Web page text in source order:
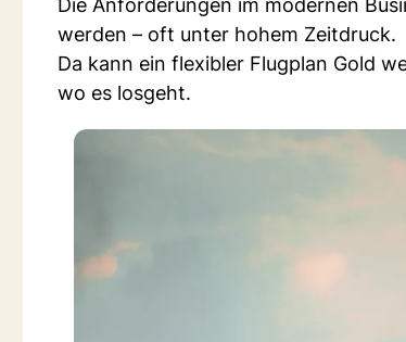
Die Anforderungen im modernen
werden – oft unter hohem Zeitdruck.
Da kann ein flexibler Flugplan Gold
wo es losgeht.